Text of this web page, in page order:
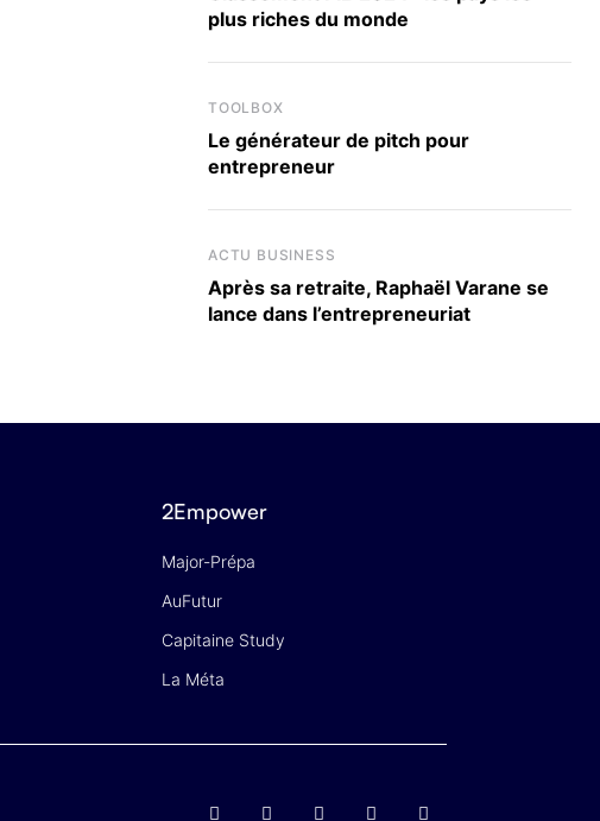
plus riches du monde
TOOLBOX
Le générateur de pitch pour
entrepreneur
ACTU BUSINESS
Après sa retraite, Raphaël Varane se
lance dans l’entrepreneuriat
2Empower
Major-Prépa
AuFutur
Capitaine Study
La Méta